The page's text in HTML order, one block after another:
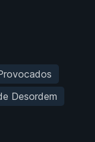
Desordem